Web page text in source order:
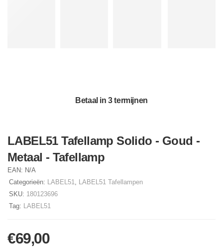
Betaal in 3 termijnen
LABEL51 Tafellamp Solido - Goud -
Metaal - Tafellamp
EAN: N/A
Categorieën: LABEL51, LABEL51 Tafellampen
SKU: 180123696
Tag: LABEL51
€69,00